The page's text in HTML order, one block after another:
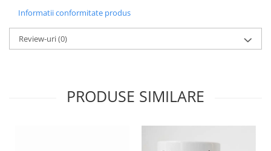
Informatii conformitate produs
Review-uri(0)
PRODUSE SIMILARE